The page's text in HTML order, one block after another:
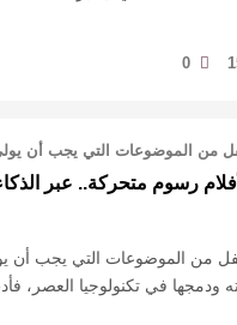
0
من الموضوعات التي يجب أن
رسوم متحركة.. عبر
من الموضوعات التي يجب أن
ودمجها في تكنولوجيا العصر،